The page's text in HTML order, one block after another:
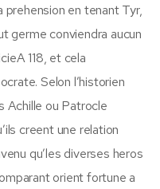
prehension en tenant Tyr,
germe conviendra aucun
118, et cela
Selon l’historien
Achille ou Patrocle
creent une relation
qu’les diverses heros
orient fortune a